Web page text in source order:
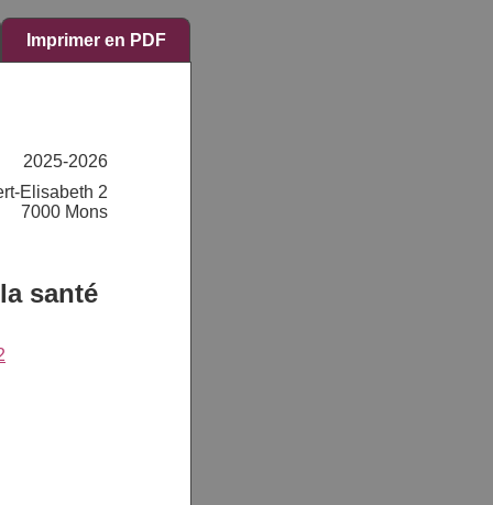
Imprimer en PDF
2025-2026
Elisabeth 2
7000 Mons
santé